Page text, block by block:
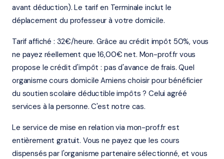
avant déduction). Le tarif en Terminale inclut le
déplacement du professeur à votre domicile.
Tarif affiché : 32€/heure. Grâce au crédit impôt 50%, vous
ne payez réellement que 16,00€ net. Mon-prof.fr vous
propose le crédit d'impôt : pas d'avance de frais. Quel
organisme cours domicile Amiens choisir pour bénéficier
du soutien scolaire déductible impôts ? Celui agréé
services à la personne. C'est notre cas.
Le service de mise en relation via mon-prof.fr est
entièrement gratuit. Vous ne payez que les cours
dispensés par l'organisme partenaire sélectionné, et vous